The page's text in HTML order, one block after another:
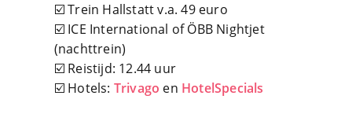
☑️ Trein Hallstatt v.a. 49 euro
☑️ ICE International of ÖBB Nightjet
(nachttrein)
☑️ Reistijd: 12.44 uur
☑️ Hotels: Trivago en HotelSpecials